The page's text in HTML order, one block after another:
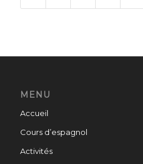
MENU
Accueil
Cours d’espagnol
Activités